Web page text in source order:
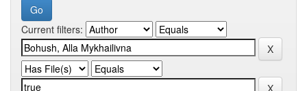
Current filters: